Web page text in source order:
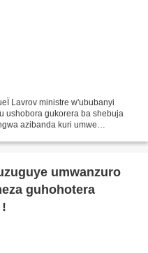
Lavrov ministre w'ububanyi
ushobora gukorera ba shebuja
azibanda kuri umwe
umwanzuro
guhohotera